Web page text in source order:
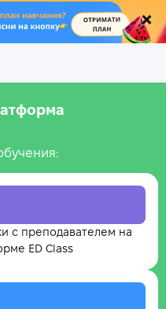
с преподавателем на
ED Class